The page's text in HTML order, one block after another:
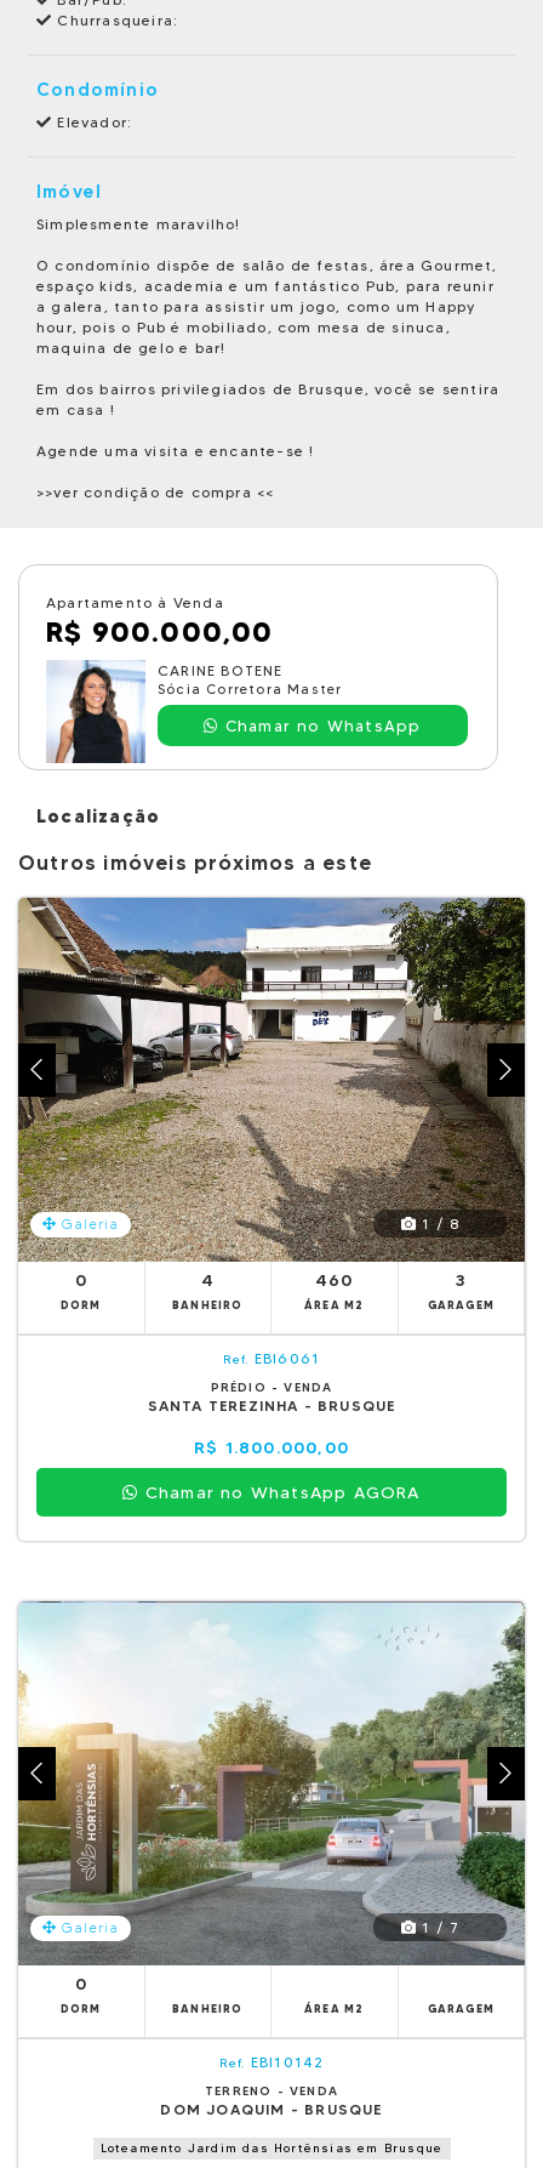
Churrasqueira:
Condomínio
Elevador:
Imóvel
Simplesmente maravilho!
O condomínio dispõe de salão de festas, área Gourmet,
espaço kids, academia e um fantástico Pub, para reunir
a galera, tanto para assistir um jogo, como um Happy
hour, pois o Pub é mobiliado, com mesa de sinuca,
maquina de gelo e bar!
Em dos bairros privilegiados de Brusque, você se sentira
em casa !
Agende uma visita e encante-se !
>>ver condição de compra <<
Apartamento à Venda
R$ 900.000,00
CARINE BOTENE
Sócia Corretora Master
Chamar no WhatsApp
Localização
Outros imóveis próximos a este
Galeria 1 / 8
0
DORM
4
BANHEIRO
460
ÁREA M2
3
GARAGEM
Ref. EBI6061
PRÉDIO - VENDA
SANTA TEREZINHA - BRUSQUE
R$ 1.800.000,00
Chamar no WhatsApp AGORA
Galeria 1 / 7
0
DORM BANHEIRO ÁREA M2 GARAGEM
Ref. EBI10142
TERRENO - VENDA
DOM JOAQUIM - BRUSQUE
Loteamento Jardim das Hortênsias em Brusque